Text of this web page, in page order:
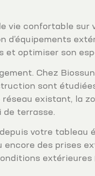
vie confortable sur
et optimiser son
Chez
sont
existant, la
de terrasse.
votre tableau
encore des prises
extérieures